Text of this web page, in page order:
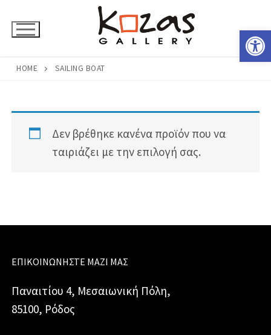
στο
HOME SAILING BOAT
Δεν βρέθηκε κανένα προϊόν που να
ταιριάζει με την επιλογή σας.
ΕΠΙΚΟΙΝΩΝΉΣΤΕ ΜΑΖΊ ΜΑΣ
Παναιτίου 4, Μεσαιωνική Πόλη,
85100, Ρόδος